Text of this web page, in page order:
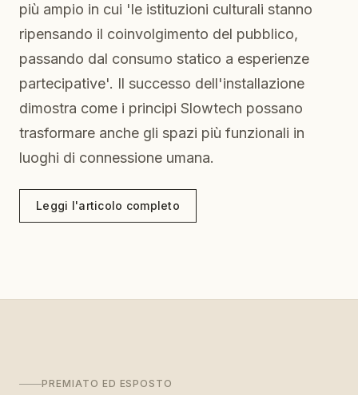
più ampio in cui 'le istituzioni culturali stanno
ripensando il coinvolgimento del pubblico,
passando dal consumo statico a esperienze
partecipative'. Il successo dell'installazione
dimostra come i principi Slowtech possano
trasformare anche gli spazi più funzionali in
luoghi di connessione umana.
Leggi l'articolo completo
PREMIATO ED ESPOSTO